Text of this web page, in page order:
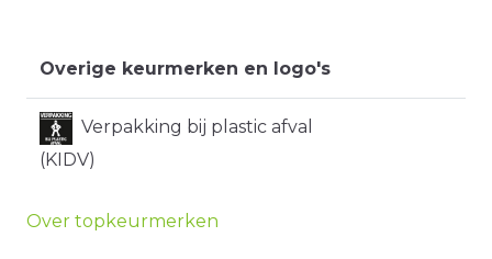
Overige keurmerken en logo's
Verpakking bij plastic afval
(KIDV)
Over topkeurmerken